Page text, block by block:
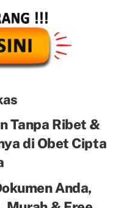
Tanpa Ribet &
di Obet Cipta
Anda,